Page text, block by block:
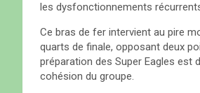
les dysfonctionnements
Ce bras de fer intervient au pire
quarts de finale, opposant deux
préparation des Super Eagles est
cohésion du groupe.